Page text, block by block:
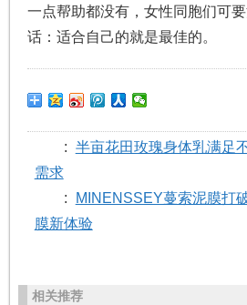
一点帮助都没有，女性同胞们可
话：适合自己的就是最佳的。
: 半亩花田玫瑰身体乳满足
需求
:
MINENSSEY蔓索泥膜打
膜新体验
相关推荐